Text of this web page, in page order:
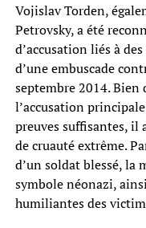
Vojislav Torden,
Petrovsky, a été
d’accusation liés à
d’une embuscade
septembre 2014.
l’accusation
preuves suffisantes, il
de cruauté extrême.
d’un soldat blessé, la
symbole néonazi,
humiliantes des